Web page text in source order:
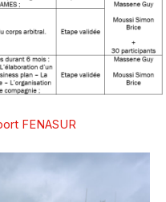
FENASUR